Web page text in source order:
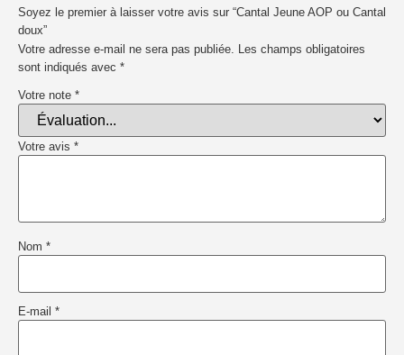
Soyez le premier à laisser votre avis sur “Cantal Jeune AOP ou Cantal
doux”
Votre adresse e-mail ne sera pas publiée. Les champs obligatoires
sont indiqués avec *
Votre note *
Votre avis *
Nom *
E-mail *